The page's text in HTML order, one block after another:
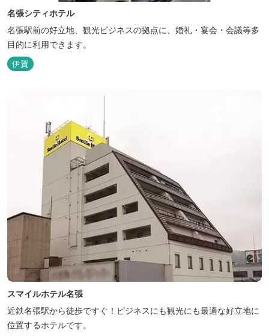
名張シティホテル
名張駅前の好立地、観光ビジネスの拠点に、婚礼・宴会・会議等多
目的に利用できます。
伊賀
スマイルホテル名張
近鉄名張駅から徒歩ですぐ！ビジネスにも観光にも最適な好立地に
位置するホテルです。